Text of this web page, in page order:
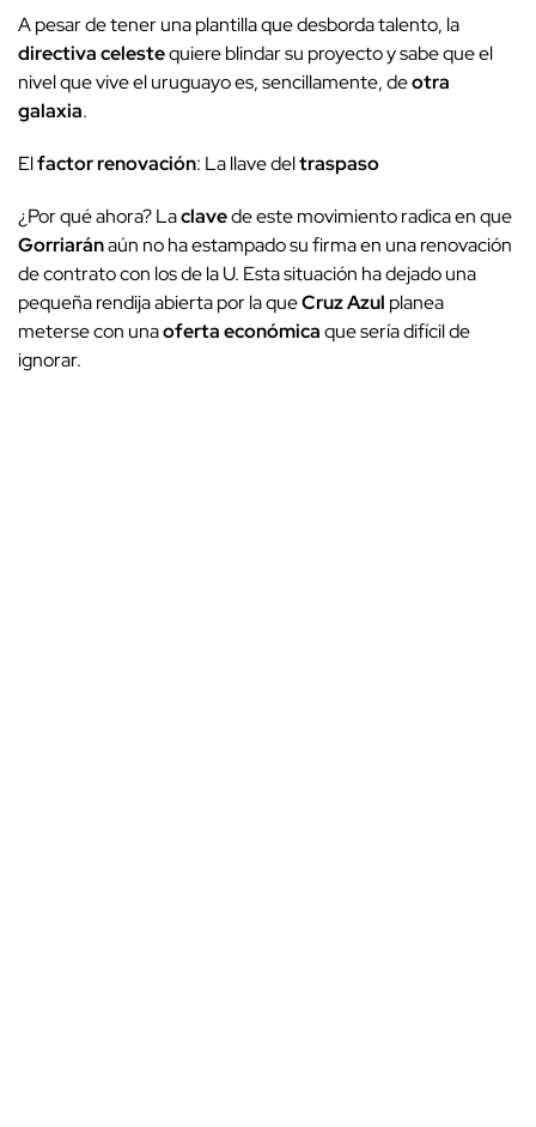
A pesar de tener una plantilla que desborda talento, la
directiva celestequiere blindar su proyecto y sabe que el
nivel que vive el uruguayo es, sencillamente, deotra
galaxia.
Elfactor renovación: La llave deltraspaso
¿Por qué ahora? Laclavede este movimiento radica en que
Gorriaránaún no ha estampado su firma en una renovación
de contrato con los de la U. Esta situación ha dejado una
pequeña rendija abierta por la queCruz Azul planea
meterse con unaoferta económicaque sería difícil de
ignorar.